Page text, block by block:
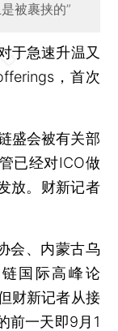
被裹挟的”
于急速升温又
，首次
会被有关部
已经对ICO做
放。财新记者
、内蒙古乌
国际高峰论
财新记者从接
前一天即9月1